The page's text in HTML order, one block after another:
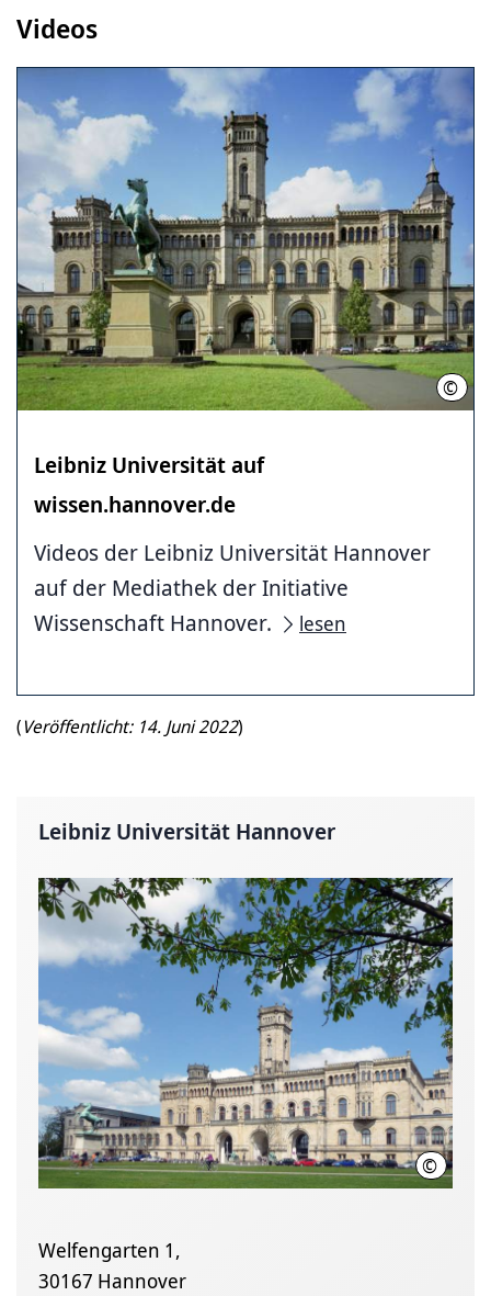
Videos
©
Leibniz Universität auf
wissen.hannover.de
Videos der Leibniz Universität Hannover
auf der Mediathek der Initiative
Wissenschaft Hannover.
lesen
(Veröffentlicht: 14. Juni 2022)
Leibniz Universität Hannover
© Leibniz
Welfengarten 1,
30167 Hannover